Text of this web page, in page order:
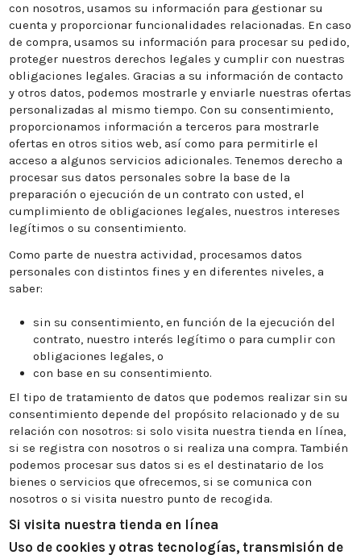
con nosotros, usamos su información para gestionar su
cuenta y proporcionar funcionalidades relacionadas. En caso
de compra, usamos su información para procesar su pedido,
proteger nuestros derechos legales y cumplir con nuestras
obligaciones legales. Gracias a su información de contacto
y otros datos, podemos mostrarle y enviarle nuestras ofertas
personalizadas al mismo tiempo. Con su consentimiento,
proporcionamos información a terceros para mostrarle
ofertas en otros sitios web, así como para permitirle el
acceso a algunos servicios adicionales. Tenemos derecho a
procesar sus datos personales sobre la base de la
preparación o ejecución de un contrato con usted, el
cumplimiento de obligaciones legales, nuestros intereses
legítimos o su consentimiento.
Como parte de nuestra actividad, procesamos datos
personales con distintos fines y en diferentes niveles, a
saber:
sin su consentimiento, en función de la ejecución del
contrato, nuestro interés legítimo o para cumplir con
obligaciones legales, o
con base en su consentimiento.
El tipo de tratamiento de datos que podemos realizar sin su
consentimiento depende del propósito relacionado y de su
relación con nosotros: si solo visita nuestra tienda en línea,
si se registra con nosotros o si realiza una compra. También
podemos procesar sus datos si es el destinatario de los
bienes o servicios que ofrecemos, si se comunica con
nosotros o si visita nuestro punto de recogida.
Si visita nuestra tienda en línea
Uso de cookies y otras tecnologías, transmisión de